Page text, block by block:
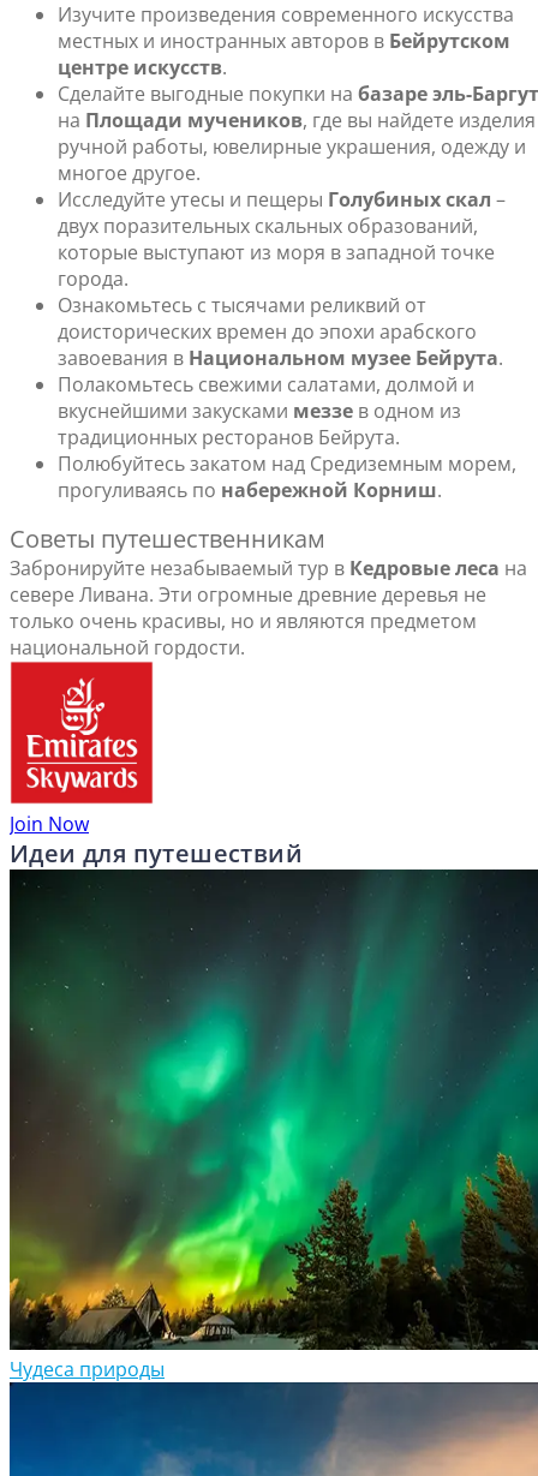
Изучите произведения современного искусства
местных и иностранных авторов в Бейрутском
центре искусств.
Сделайте выгодные покупки на базаре эль-Баргут
на Площади мучеников, где вы найдете изделия
ручной работы, ювелирные украшения, одежду и
многое другое.
Исследуйте утесы и пещеры Голубиных скал –
двух поразительных скальных образований,
которые выступают из моря в западной точке
города.
Ознакомьтесь с тысячами реликвий от
доисторических времен до эпохи арабского
завоевания в Национальном музее Бейрута.
Полакомьтесь свежими салатами, долмой и
вкуснейшими закусками меззе в одном из
традиционных ресторанов Бейрута.
Полюбуйтесь закатом над Средиземным морем,
прогуливаясь по набережной Корниш.
Советы путешественникам
Забронируйте незабываемый тур в Кедровые леса на
севере Ливана. Эти огромные древние деревья не
только очень красивы, но и являются предметом
национальной гордости.
Join Now
Идеи для путешествий
Чудеса природы